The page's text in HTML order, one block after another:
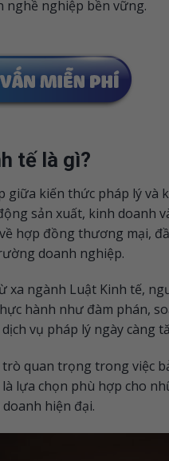
nghiệp bền vững.
tế là gì?
giữa kiến thức pháp lý và
sản xuất, kinh doanh
hợp đồng thương mại,
doanh nghiệp.
ngành Luật Kinh tế,
hành như đàm phán,
vụ pháp lý ngày càng
quan trọng trong việc
lựa chọn phù hợp cho
hiện đại.